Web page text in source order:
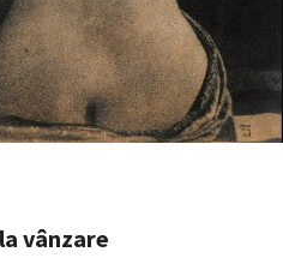
vânzare